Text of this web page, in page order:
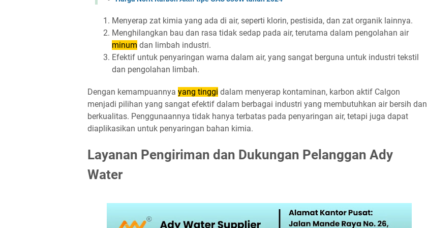
Menyerap zat kimia yang ada di air, seperti klorin, pestisida, dan zat organik lainnya.
Menghilangkan bau dan rasa tidak sedap pada air, terutama dalam pengolahan air
minum dan limbah industri.
Efektif untuk penyaringan warna dalam air, yang sangat berguna untuk industri tekstil
dan pengolahan limbah.
Dengan kemampuannya yang tinggi dalam menyerap kontaminan, karbon aktif Calgon
menjadi pilihan yang sangat efektif dalam berbagai industri yang membutuhkan air bersih dan
berkualitas. Penggunaannya tidak hanya terbatas pada penyaringan air, tetapi juga dapat
diaplikasikan untuk penyaringan bahan kimia.
Layanan Pengiriman dan Dukungan Pelanggan Ady
Water